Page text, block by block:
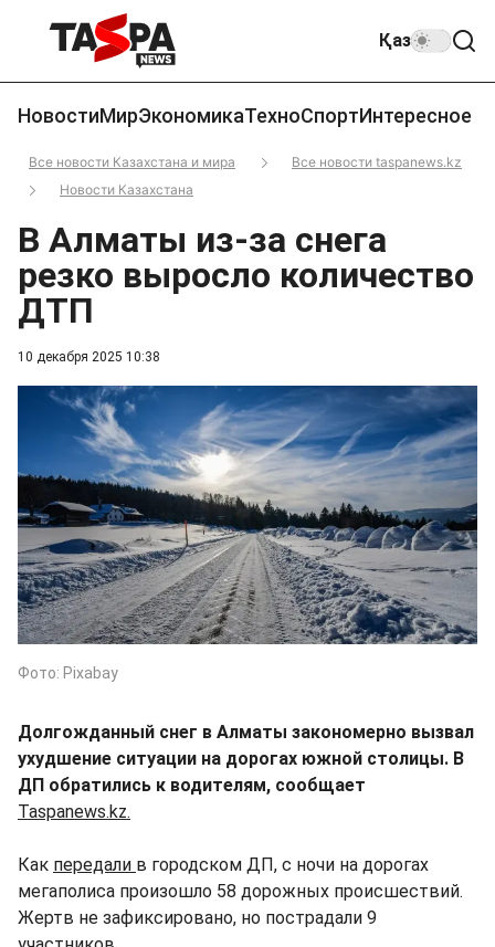
Қаз
НовостиМирЭкономикаТехноСпортИнтересное
Все новости Казахстана и мира
Все новости taspanews.kz
Новости Казахстана
10 декабря 2025 10:38
В Алматы из-за снега
резко выросло количество
ДТП
Фото: Pixabay
Долгожданный снег в Алматы закономерно вызвал
ухудшение ситуации на дорогах южной столицы. В
ДП обратились к водителям, сообщает
Taspanews.kz.
Как передали в городском ДП, с ночи на дорогах
мегаполиса произошло 58 дорожных происшествий.
Жертв не зафиксировано, но пострадали 9